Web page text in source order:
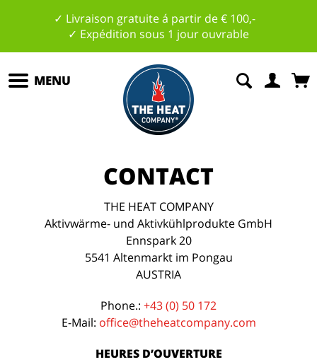
✓ Livraison gratuite á partir de € 100,-
✓ Expédition sous 1 jour ouvrable
MENU
CONTACT
THE HEAT COMPANY
Aktivwärme- und Aktivkühlprodukte GmbH
Ennspark 20
5541 Altenmarkt im Pongau
AUSTRIA
Phone.: +43 (0) 50 172
E-Mail: office@theheatcompany.com
HEURES D’OUVERTURE